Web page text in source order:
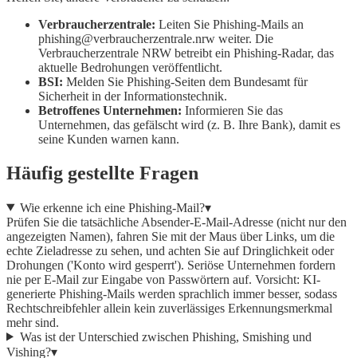
Verbraucherzentrale: Leiten Sie Phishing-Mails an
phishing@verbraucherzentrale.nrw weiter. Die
Verbraucherzentrale NRW betreibt ein Phishing-Radar, das
aktuelle Bedrohungen veröffentlicht.
BSI: Melden Sie Phishing-Seiten dem Bundesamt für
Sicherheit in der Informationstechnik.
Betroffenes Unternehmen: Informieren Sie das
Unternehmen, das gefälscht wird (z. B. Ihre Bank), damit es
seine Kunden warnen kann.
Häufig gestellte Fragen
Wie erkenne ich eine Phishing-Mail?▾
Prüfen Sie die tatsächliche Absender-E-Mail-Adresse (nicht nur den
angezeigten Namen), fahren Sie mit der Maus über Links, um die
echte Zieladresse zu sehen, und achten Sie auf Dringlichkeit oder
Drohungen ('Konto wird gesperrt'). Seriöse Unternehmen fordern
nie per E-Mail zur Eingabe von Passwörtern auf. Vorsicht: KI-
generierte Phishing-Mails werden sprachlich immer besser, sodass
Rechtschreibfehler allein kein zuverlässiges Erkennungsmerkmal
mehr sind.
Was ist der Unterschied zwischen Phishing, Smishing und
Vishing?▾